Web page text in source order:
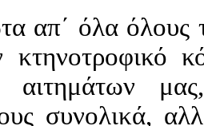
απ΄ όλα όλους
κτηνοτροφικό
αιτημάτων
συνολικά,